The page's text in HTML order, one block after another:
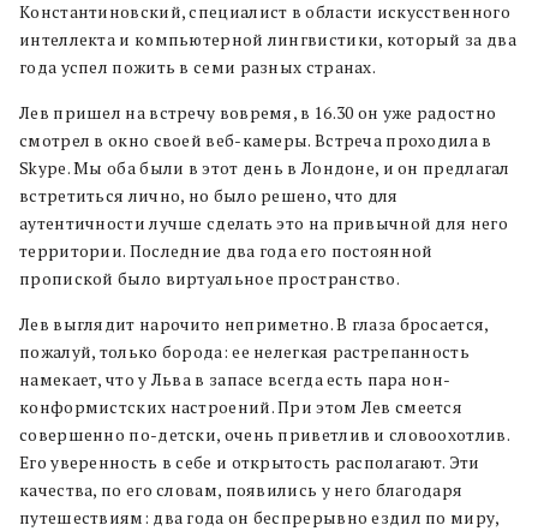
Константиновский, специалист в области искусственного
интеллекта и компьютерной лингвистики, который за два
года успел пожить в семи разных странах.
Лев пришел на встречу вовремя, в 16.30 он уже радостно
смотрел в окно своей веб-камеры. Встреча проходила в
Skype. Мы оба были в этот день в Лондоне, и он предлагал
встретиться лично, но было решено, что для
аутентичности лучше сделать это на привычной для него
территории. Последние два года его постоянной
пропиской было виртуальное пространство.
Лев выглядит нарочито неприметно. В глаза бросается,
пожалуй, только борода: ее нелегкая растрепанность
намекает, что у Льва в запасе всегда есть пара нон-
конформистских настроений. При этом Лев смеется
совершенно по-детски, очень приветлив и словоохотлив.
Его уверенность в себе и открытость располагают. Эти
качества, по его словам, появились у него благодаря
путешествиям: два года он беспрерывно ездил по миру,